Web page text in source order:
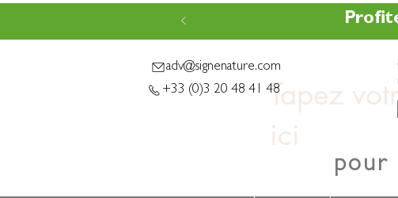
Tapez
adv@signenature.com
+33 (0)3 20 48 41 48
pour